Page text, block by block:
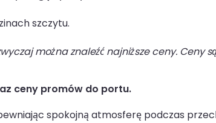
szczytu.
można znaleźć najniższe ceny. Ceny
ceny promów do portu.
spokojną atmosferę podczas